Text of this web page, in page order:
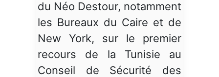
du Néo Destour, notamment
les Bureaux du Caire et de
New York, sur le premier
recours de la Tunisie au
Conseil de Sécurité des